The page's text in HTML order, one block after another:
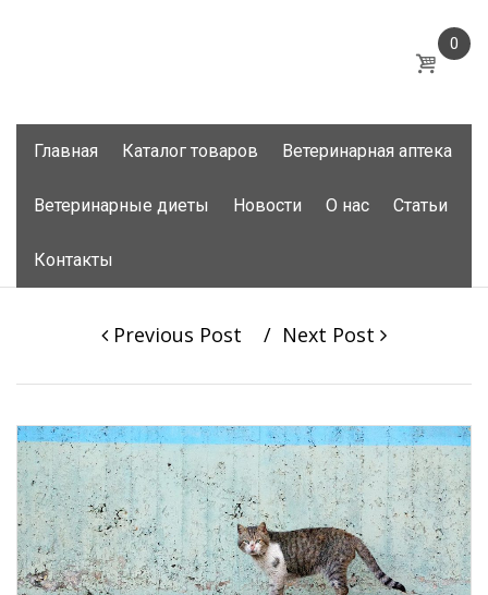
0
Главная Каталог товаров Ветеринарная аптека
Ветеринарные диеты Новости О нас Статьи
Контакты
Previous Post Next Post